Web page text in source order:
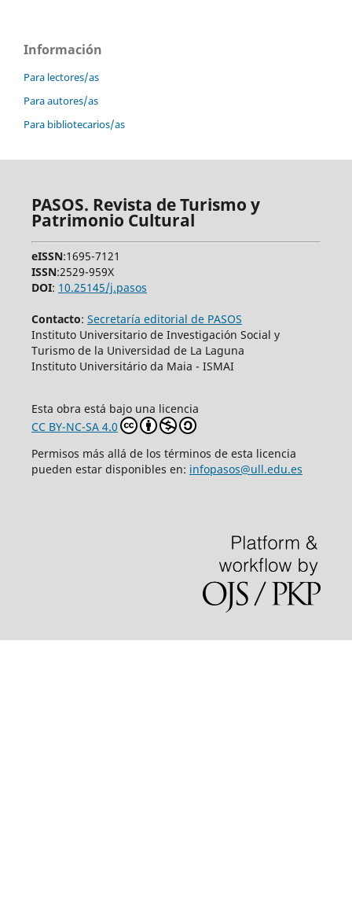
Información
Para lectores/as
Para autores/as
Para bibliotecarios/as
PASOS. Revista de Turismo y
Patrimonio Cultural
eISSN:1695-7121
ISSN:2529-959X
DOI: 10.25145/j.pasos
Contacto: Secretaría editorial de PASOS
Instituto Universitario de Investigación Social y
Turismo de la Universidad de La Laguna
Instituto Universitário da Maia - ISMAI
Esta obra está bajo una licencia
CC BY-NC-SA 4.0
Permisos más allá de los términos de esta licencia
pueden estar disponibles en: infopasos@ull.edu.es